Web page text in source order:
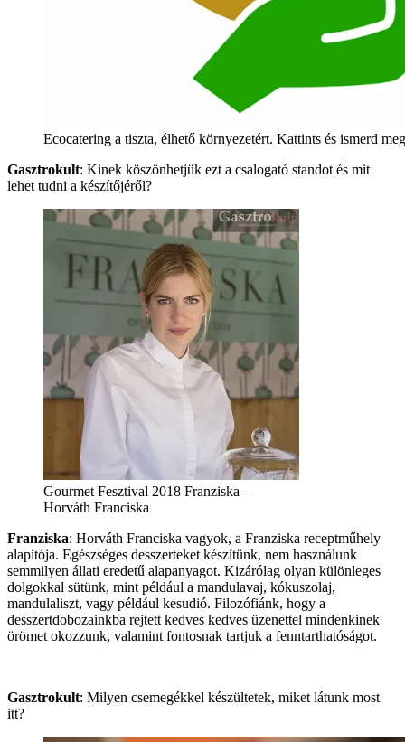
Ecocatering a tiszta, élhető környezetért. Kattints és ismerd
Gasztrokult: Kinek köszönhetjük ezt a csalogató standot és mit
lehet tudni a készítőjéről?
Gourmet Fesztival 2018 Franziska –
Horváth Franciska
Franziska: Horváth Franciska vagyok, a Franziska receptműhely
alapítója. Egészséges desszerteket készítünk, nem használunk
semmilyen állati eredetű alapanyagot. Kizárólag olyan különleges
dolgokkal sütünk, mint például a mandulavaj, kókuszolaj,
mandulaliszt, vagy például kesudió. Filozófiánk, hogy a
desszertdobozainkba rejtett kedves kedves üzenettel mindenkinek
örömet okozzunk, valamint fontosnak tartjuk a fenntarthatóságot.
Gasztrokult: Milyen csemegékkel készültetek, miket látunk most
itt?